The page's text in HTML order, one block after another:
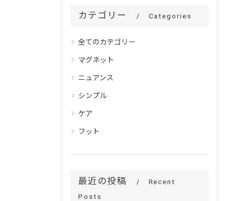
カテゴリー Categories
全てのカテゴリー
マグネット
ニュアンス
シンプル
ケア
フット
最近の投稿
Recent
Posts